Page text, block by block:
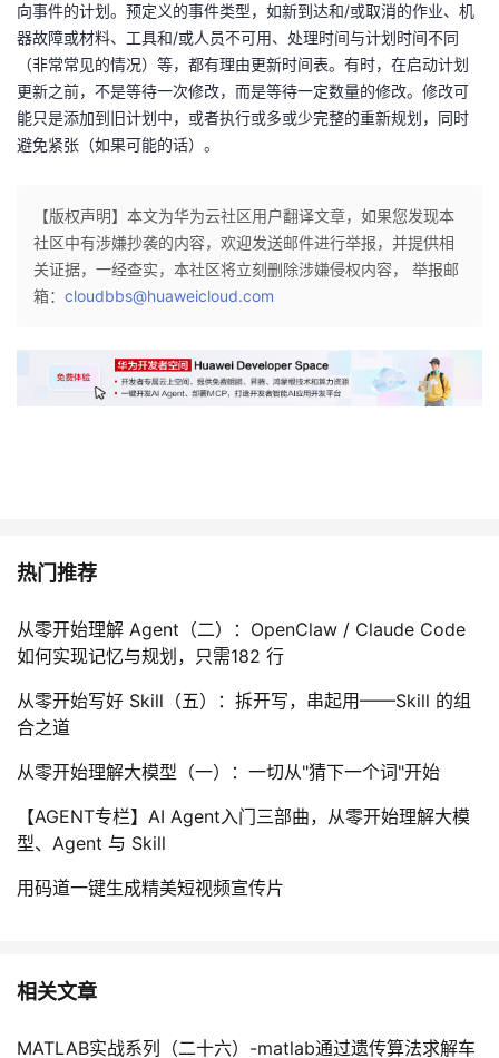
动
关
注
的
开
发
学
堂
证
实
验
的
收
我
的
Programs
我
的
持
我
持
建
议
向事件的计划。预定义的事件类型，如新到达和/或取消的作业、机
器故障或材料、工具和/或人员不可用、处理时间与计划时间不同
（非常常见的情况）等，都有理由更新时间表。有时，在启动计划
更新之前，不是等待一次修改，而是等待一定数量的修改。修改可
能只是添加到旧计划中，或者执行或多或少完整的重新规划，同时
避免紧张（如果可能的话）。
【版权声明】本文为华为云社区用户翻译文章，如果您发现本
社区中有涉嫌抄袭的内容，欢迎发送邮件进行举报，并提供相
关证据，一经查实，本社区将立刻删除涉嫌侵权内容， 举报邮
箱： cloudbbs@huaweicloud.com
热门推荐
从零开始理解 Agent（二）：OpenClaw / Claude Code
如何实现记忆与规划，只需182 行
从零开始写好 Skill（五）：拆开写，串起用——Skill 的组
合之道
从零开始理解大模型（一）：一切从"猜下一个词"开始
【AGENT专栏】AI Agent入门三部曲，从零开始理解大模
型、Agent 与 Skill
用码道一键生成精美短视频宣传片
相关文章
MATLAB实战系列（二十六）-matlab通过遗传算法求解车